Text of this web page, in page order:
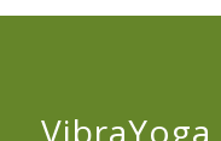
VibraYoga